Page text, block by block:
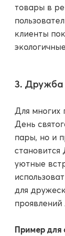
товары в
клиенты
3. Дружба
Для многих
День
пары, но и
становится
уютные
для
Пример для